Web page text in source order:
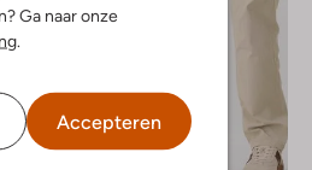
Ga naar onze
Accepteren